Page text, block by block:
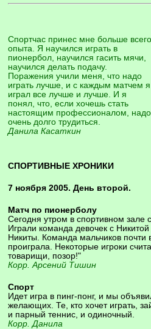
Спортчас принес мне больше всего
опыта. Я научился играть в
пионербол, научился гасить мячи,
научился делать подачу.
Поражения учили меня, что надо
играть лучше, и с каждым матчем я
играл все лучше и лучше. И я
понял, что, если хочешь стать
настоящим профессионалом, надо
очень долго трудиться.
Данила Касаткин
СПОРТИВНЫЕ ХРОНИКИ
7 ноября 2005. День второй.
Матч по пионерболу
Сегодня утром в спортивном зале
Играли команда девочек с
Никиты. Команда мальчиков почти
проиграла. Некоторые игроки
товарищи, позор!"
Корр. Арсений Тишин
Спорт
Идет игра в пинг-понг, и мы
желающих. Те, кто хочет играть,
и парный теннис, и одиночный.
Корр. Данила